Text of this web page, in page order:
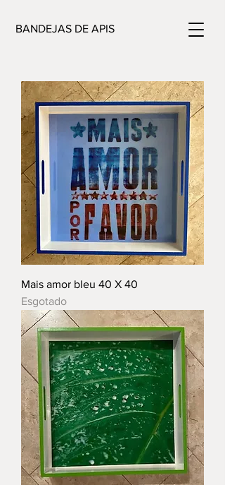
BANDEJAS DE APIS
Mais amor bleu 40 X 40
Esgotado